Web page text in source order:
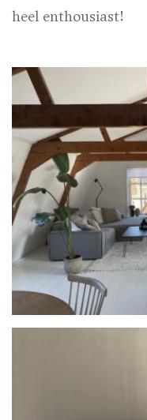
heel enthousiast!